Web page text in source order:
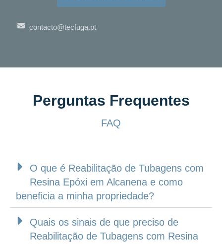
contacto@tecfuga.pt
Perguntas Frequentes
FAQ
O que é Reabilitação de Tubagens com
Resina Epóxi em Alcanena e como
beneficia a minha propriedade?
Quais os sinais de que preciso de
Reabilitação de Tubagens com Resina